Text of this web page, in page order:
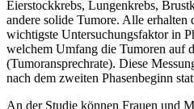
Eierstockkrebs, Lungenkrebs,
andere solide Tumore. Alle
wichtigste Untersuchungsfaktor in
welchem Umfang die Tumoren auf
(Tumoransprechrate). Diese
nach dem zweiten Phasenbeginn
An der Studie können Frauen und